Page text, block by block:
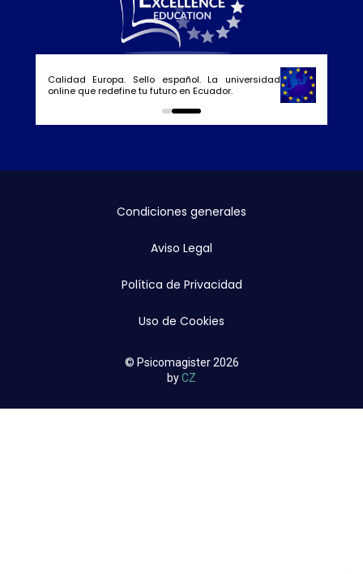
Calidad Europa. Sello español. La universidad
online que redefine tu futuro en Ecuador.
0 1
Condiciones generales
Aviso Legal
Política de Privacidad
Uso de Cookies
© Psicomagister 2026
byCZ